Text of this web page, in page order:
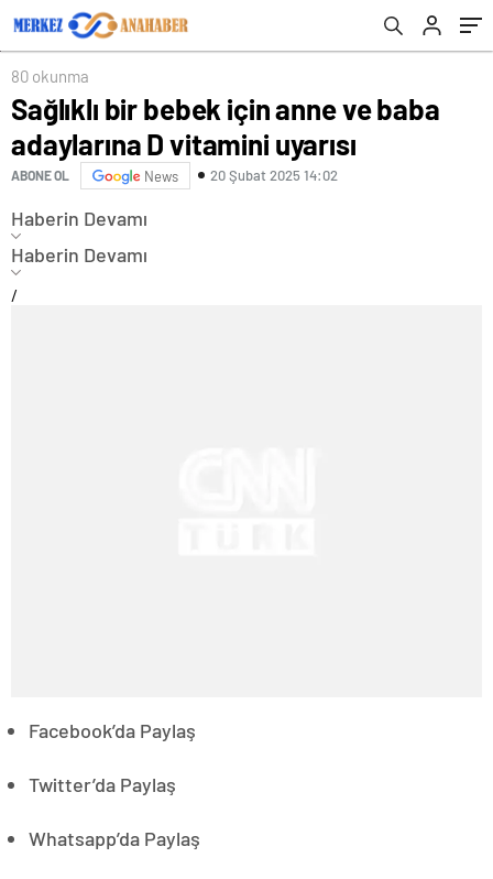
80 okunma
Sağlıklı bir bebek için anne ve baba
adaylarına D vitamini uyarısı
ABONE OL News 20 Şubat 2025 14:02
Haberin Devamı
Haberin Devamı
/
Facebook’da Paylaş
Twitter’da Paylaş
Whatsapp’da Paylaş